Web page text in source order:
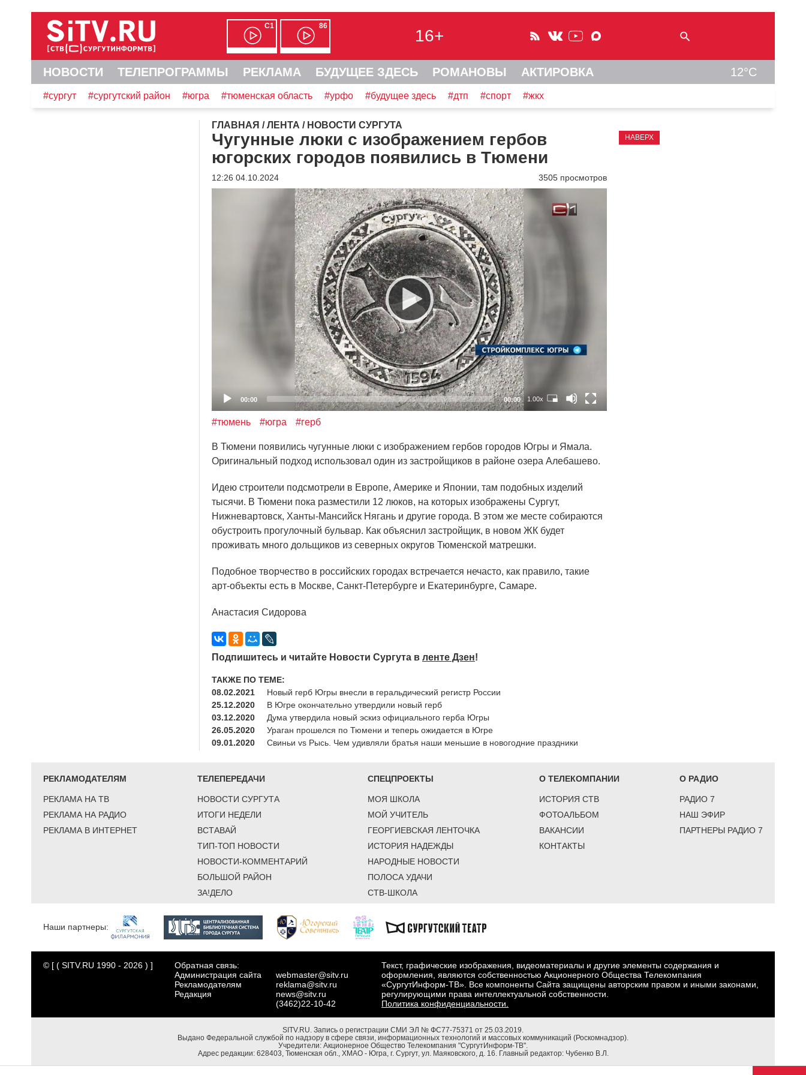
С1 86
16+
НОВОСТИ ТЕЛЕПРОГРАММЫ РЕКЛАМА БУДУЩЕЕ ЗДЕСЬ РОМАНОВЫ АКТИРОВКА 12°C
#сургут #сургутский район #югра #тюменская область #урфо #будущее здесь #дтп #спорт #жкх
ГЛАВНАЯ /ЛЕНТА / НОВОСТИ СУРГУТА
Чугунные люки с изображением гербов
югорских городов появились в Тюмени
12:26 04.10.2024 3505 просмотров
00:00 00:00 1.00x
#тюмень #югра #герб
В Тюмени появились чугунные люки с изображением гербов городов Югры и Ямала.
Оригинальный подход использовал один из застройщиков в районе озера Алебашево.
Идею строители подсмотрели в Европе, Америке и Японии, там подобных изделий
тысячи. В Тюмени пока разместили 12 люков, на которых изображены Сургут,
Нижневартовск, Ханты-Мансийск Нягань и другие города. В этом же месте собираются
обустроить прогулочный бульвар. Как объяснил застройщик, в новом ЖК будет
проживать много дольщиков из северных округов Тюменской матрешки.
Подобное творчество в российских городах встречается нечасто, как правило, такие
арт-объекты есть в Москве, Санкт-Петербурге и Екатеринбурге, Самаре.
Анастасия Сидорова
Подпишитесь и читайте Новости Сургута в ленте Дзен!
ТАКЖЕ ПО ТЕМЕ:
08.02.2021
Новый герб Югры внесли в геральдический регистр России
25.12.2020
В Югре окончательно утвердили новый герб
03.12.2020
Дума утвердила новый эскиз официального герба Югры
26.05.2020
Ураган прошелся по Тюмени и теперь ожидается в Югре
09.01.2020
Свиньи vs Рысь. Чем удивляли братья наши меньшие в новогодние праздники
НАВЕРХ
РЕКЛАМОДАТЕЛЯМ
РЕКЛАМА НА ТВ
РЕКЛАМА НА РАДИО
РЕКЛАМА В ИНТЕРНЕТ
ТЕЛЕПЕРЕДАЧИ
НОВОСТИ СУРГУТА
ИТОГИ НЕДЕЛИ
ВСТАВАЙ
ТИП-ТОП НОВОСТИ
НОВОСТИ-КОММЕНТАРИЙ
БОЛЬШОЙ РАЙОН
ЗА!ДЕЛО
СПЕЦПРОЕКТЫ
МОЯ ШКОЛА
МОЙ УЧИТЕЛЬ
ГЕОРГИЕВСКАЯ ЛЕНТОЧКА
ИСТОРИЯ НАДЕЖДЫ
НАРОДНЫЕ НОВОСТИ
ПОЛОСА УДАЧИ
СТВ-ШКОЛА
О ТЕЛЕКОМПАНИИ
ИСТОРИЯ СТВ
ФОТОАЛЬБОМ
ВАКАНСИИ
КОНТАКТЫ
О РАДИО
РАДИО 7
НАШ ЭФИР
ПАРТНЕРЫ РАДИО 7
Наши партнеры:
© [ ( SITV.RU 1990 - 2026 ) ]
Обратная связь:
Администрация сайта
Рекламодателям
Редакция
webmaster@sitv.ru
reklama@sitv.ru
news@sitv.ru
(3462)22-10-42
Текст, графические изображения, видеоматериалы и другие элементы содержания и
оформления, являются собственностью Акционерного Общества Телекомпания
«СургутИнформ-ТВ». Все компоненты Сайта защищены авторским правом и иными законами,
регулирующими права интеллектуальной собственности.
Политика конфиденциальности.
SITV.RU. Запись о регистрации СМИ ЭЛ № ФС77-75371 от 25.03.2019.
Выдано Федеральной службой по надзору в сфере связи, информационных технологий и массовых коммуникаций (Роскомнадзор).
Учредители: Акционерное Общество Телекомпания "СургутИнформ-ТВ".
Адрес редакции: 628403, Тюменская обл., ХМАО - Югра, г. Сургут, ул. Маяковского, д. 16. Главный редактор: Чубенко В.Л.